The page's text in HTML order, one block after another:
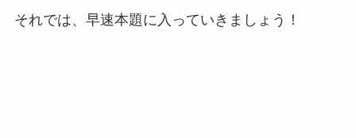
それでは、早速本題に入っていきましょう！